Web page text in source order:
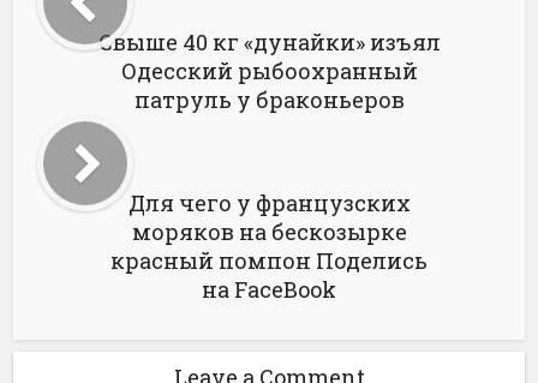
Свыше 40 кг «дунайки» изъял
Одесский рыбоохранный
патруль у браконьеров
Для чего у французских
моряков на бескозырке
красный помпон Поделись
на FaceBook
Leave a Comment